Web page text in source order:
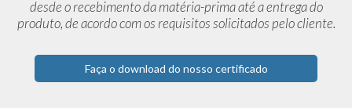
desde orecebimento da matéria-prima até a entrega do
produto, de acordocom os requisitos solicitados pelo cliente.
Faça o download do nosso certificado